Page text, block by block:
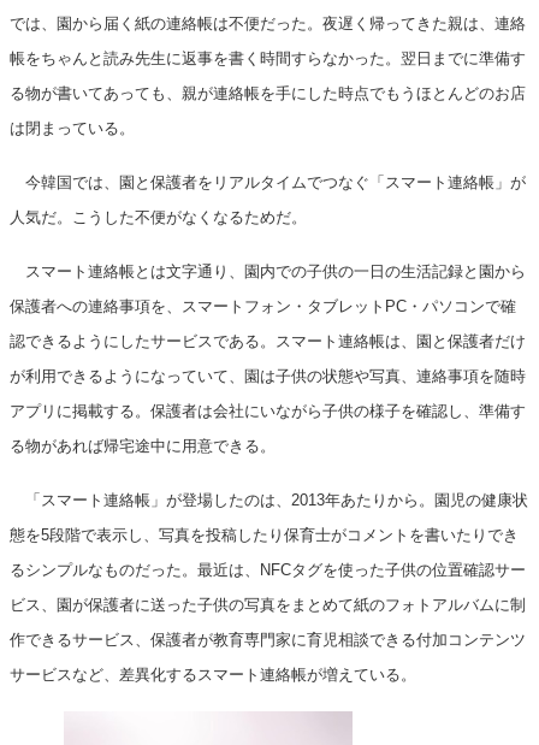
では、園から届く紙の連絡帳は不便だった。夜遅く帰ってきた親は、連絡
帳をちゃんと読み先生に返事を書く時間すらなかった。翌日までに準備す
る物が書いてあっても、親が連絡帳を手にした時点でもうほとんどのお店
は閉まっている。
今韓国では、園と保護者をリアルタイムでつなぐ「スマート連絡帳」が
人気だ。こうした不便がなくなるためだ。
スマート連絡帳とは文字通り、園内での子供の一日の生活記録と園から
保護者への連絡事項を、スマートフォン・タブレットPC・パソコンで確
認できるようにしたサービスである。スマート連絡帳は、園と保護者だけ
が利用できるようになっていて、園は子供の状態や写真、連絡事項を随時
アプリに掲載する。保護者は会社にいながら子供の様子を確認し、準備す
る物があれば帰宅途中に用意できる。
「スマート連絡帳」が登場したのは、2013年あたりから。園児の健康状
態を5段階で表示し、写真を投稿したり保育士がコメントを書いたりでき
るシンプルなものだった。最近は、NFCタグを使った子供の位置確認サー
ビス、園が保護者に送った子供の写真をまとめて紙のフォトアルバムに制
作できるサービス、保護者が教育専門家に育児相談できる付加コンテンツ
サービスなど、差異化するスマート連絡帳が増えている。